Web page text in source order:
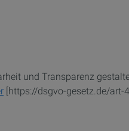
und Transparenz
[https://dsgvo-gesetz.de/art-